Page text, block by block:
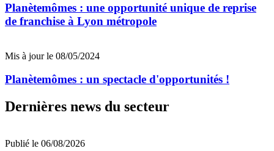
Planètemômes : une opportunité unique de reprise
de franchise à Lyon métropole
Mis à jour le 08/05/2024
Planètemômes : un spectacle d'opportunités !
Dernières news du secteur
Publié le 06/08/2026